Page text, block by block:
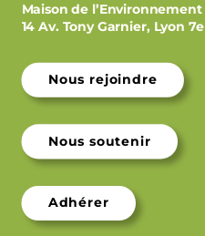
Maison de l’Environnement
14 Av. Tony Garnier, Lyon 7e
Nous rejoindre
Nous soutenir
Adhérer